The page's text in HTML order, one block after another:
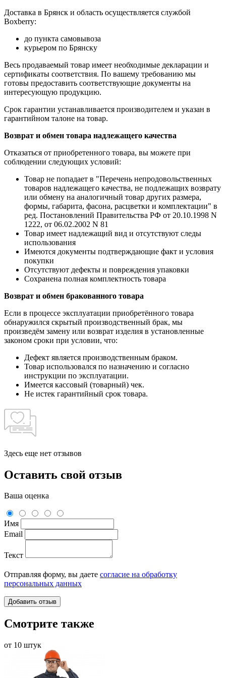
Доставка в Брянск и область осуществляется службой
Boxberry:
до пункта самовывоза
курьером по Брянску
Весь продаваемый товар имеет необходимые декларации и
сертификаты соответствия. По вашему требованию мы
готовы предоставить соответствующие документы на
интересующую продукцию.
Срок гарантии устанавливается производителем и указан в
гарантийном талоне на товар.
Возврат и обмен товара надлежащего качества
Отказаться от приобретенного товара, вы можете при
соблюдении следующих условий:
Товар не попадает в "Перечень непродовольственных
товаров надлежащего качества, не подлежащих возврату
или обмену на аналогичный товар других размера,
формы, габарита, фасона, расцветки и комплектации" в
ред. Постановлений Правительства РФ от 20.10.1998 N
1222, от 06.02.2002 N 81
Товар имеет надлежащий вид и отсутствуют следы
использования
Имеются документы подтверждающие факт и условия
покупки
Отсутствуют дефекты и повреждения упаковки
Сохранена полная комплектность товара
Возврат и обмен бракованного товара
Если в процессе эксплуатации приобретённого товара
обнаружился скрытый производственный брак, мы
произведём замену или возврат изделия в установленные
законом сроки при условии, что:
Дефект является производственным браком.
Товар использовался по назначению и согласно
инструкции по эксплуатации.
Имеется кассовый (товарный) чек.
Не истек гарантийный срок товара.
Здесь еще нет отзывов
Оставить свой отзыв
Ваша оценка
Имя
Email
Текст
Отправляя форму, вы даете согласие на обработку
персональных данных
Смотрите также
от 10 штук